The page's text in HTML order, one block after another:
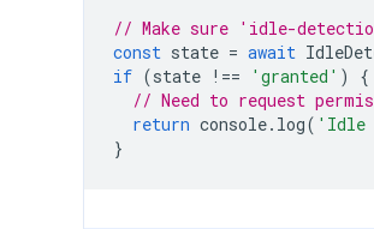
// Make sure 'idle-
const state = await
if (state !== 'granted' )
{
// Need to request
return console. log( 'Idle
}